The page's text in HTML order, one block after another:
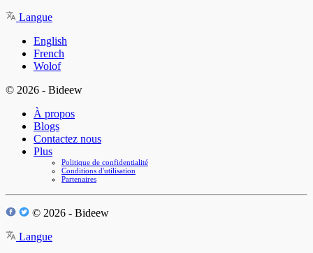
Langue
English
French
Wolof
© 2026 - Bideew
À propos
Blogs
Contactez nous
Plus
Politique de confidentialité
Conditions d'utilisation
Partenaires
© 2026 - Bideew
Langue